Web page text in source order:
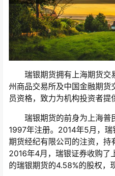
瑞银期货拥有上海期货交
州商品交易所及中国金融期货
员资格，致力为机构投资者提
瑞银期货的前身为上海普
1997年注册。2014年5月，
期货经纪有限公司的注资，持
2016年4月，瑞银证券收购了
的瑞银期货的4.58%的股权，